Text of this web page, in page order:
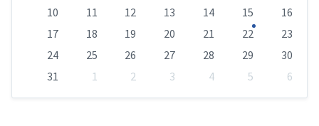
10
11 12 13 14 15
16
17
18 19 20 21 22
23
24
25 26 27 28 29
30
31
1 2 3 4 5
6